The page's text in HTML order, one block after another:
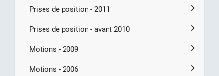
Prises de position - 2011
Prises de position - avant 2010
Motions - 2009
Motions - 2006